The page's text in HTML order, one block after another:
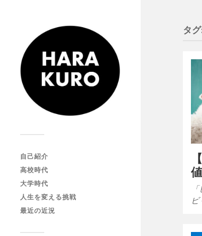
自己紹介
高校時代
大学時代
人生を変える挑戦
最近の近況
タ